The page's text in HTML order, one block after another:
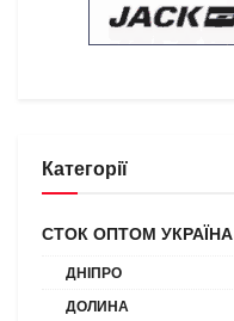
Категорії
СТОК ОПТОМ УКРАЇНА
ДНІПРО
ДОЛИНА